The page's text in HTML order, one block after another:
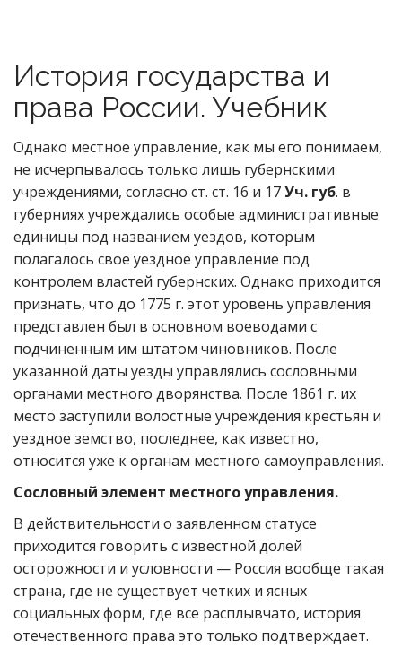
История государства и
права России. Учебник
Однако местное управление, как мы его понимаем,
не исчерпывалось только лишь губернскими
учреждениями, согласно ст. ст. 16 и 17Уч. губ. в
губерниях учреждались особые административные
единицы под названием уездов, которым
полагалось свое уездное управление под
контролем властей губернских. Однако приходится
признать, что до 1775 г. этот уровень управления
представлен был в основном воеводами с
подчиненным им штатом чиновников. После
указанной даты уезды управлялись сословными
органами местного дворянства. После 1861 г. их
место заступили волостные учреждения крестьян и
уездное земство, последнее, как известно,
относится уже к органам местного самоуправления.
Сословный элемент местного управления.
В действительности о заявленном статусе
приходится говорить с известной долей
осторожности и условности — Россия вообще такая
страна, где не существует четких и ясных
социальных форм, где все расплывчато, история
отечественного права это только подтверждает.